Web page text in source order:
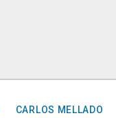
CARLOS MELLADO